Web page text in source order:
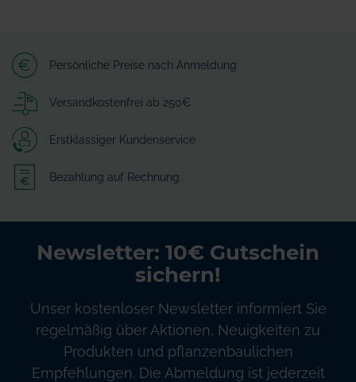
Persönliche Preise nach Anmeldung
Versandkostenfrei ab 250€
Erstklassiger Kundenservice
Bezahlung auf Rechnung
Newsletter: 10€ Gutschein
sichern!
Unser kostenloser Newsletter informiert Sie
regelmäßig über Aktionen, Neuigkeiten zu
Produkten und pflanzenbaulichen
Empfehlungen. Die Abmeldung ist jederzeit